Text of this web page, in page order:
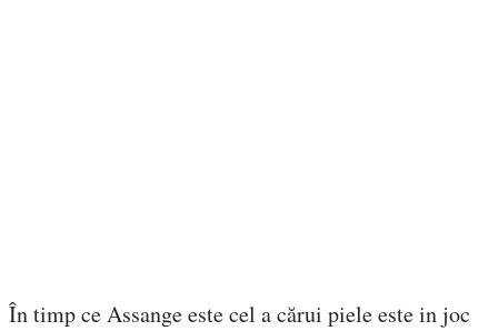
În timp ce Assange este cel a cărui piele este in joc